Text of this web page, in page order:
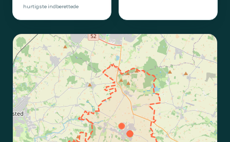
hurtigste indberettede